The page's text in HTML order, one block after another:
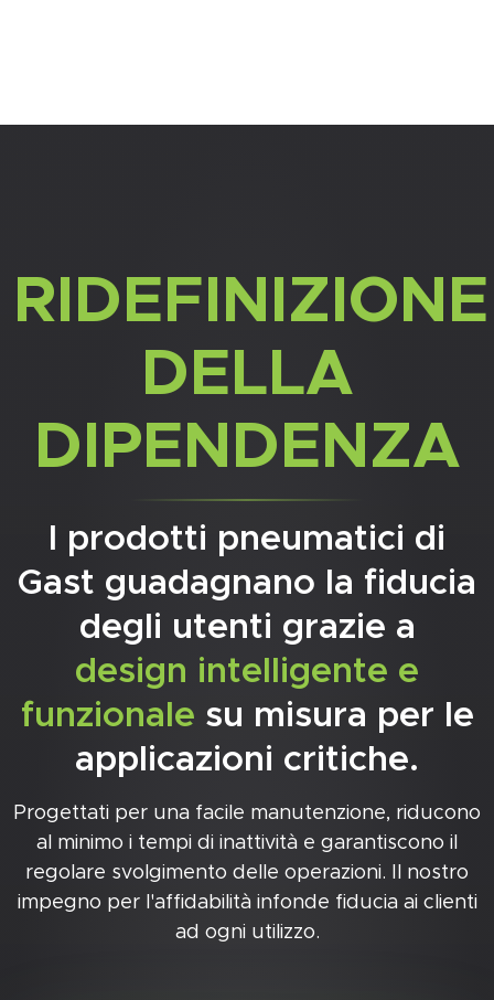
RIDEFINIZIONE
DELLA
DIPENDENZA
I prodotti pneumatici di
Gast guadagnano la fiducia
degli utenti grazie a
design intelligente e
funzionale su misura per le
applicazioni critiche.
Progettati per una facile manutenzione, riducono
al minimo i tempi di inattività e garantiscono il
regolare svolgimento delle operazioni. Il nostro
impegno per l'affidabilità infonde fiducia ai clienti
ad ogni utilizzo.